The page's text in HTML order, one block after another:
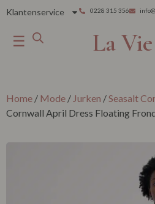
Klantenservice 0228 315 356
☰ La Vie
Home / Mode / Jurken /Seasalt
Cornwall April Dress Floating